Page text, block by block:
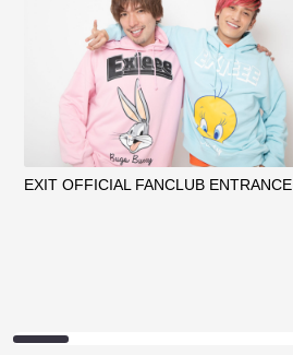
EXIT OFFICIAL FANCLUB ENTRANCE